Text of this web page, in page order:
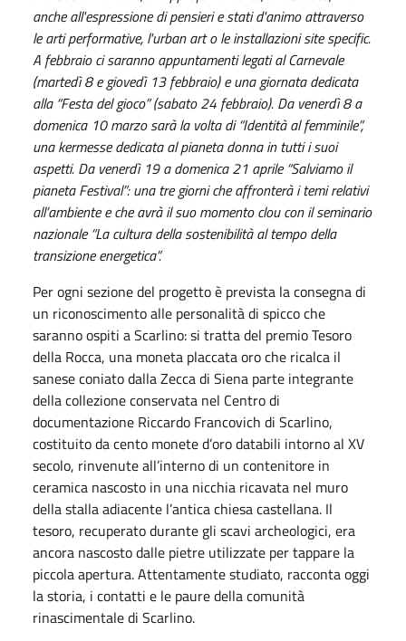
anche all'espressione di pensieri e stati d'animo attraverso
le arti performative, l'urban art o le installazioni site specific.
A febbraio ci saranno appuntamenti legati al Carnevale
(martedì 8 e giovedì 13 febbraio) e una giornata dedicata
alla “Festa del gioco” (sabato 24 febbraio). Da venerdì 8 a
domenica 10 marzo sarà la volta di “Identità al femminile”,
una kermesse dedicata al pianeta donna in tutti i suoi
aspetti. Da venerdì 19 a domenica 21 aprile “Salviamo il
pianeta Festival”: una tre giorni che affronterà i temi relativi
all’ambiente e che avrà il suo momento clou con il seminario
nazionale “La cultura della sostenibilità al tempo della
transizione energetica”.
Per ogni sezione del progetto è prevista la consegna di
un riconoscimento alle personalità di spicco che
saranno ospiti a Scarlino: si tratta del premio Tesoro
della Rocca, una moneta placcata oro che ricalca il
sanese coniato dalla Zecca di Siena parte integrante
della collezione conservata nel Centro di
documentazione Riccardo Francovich di Scarlino,
costituito da cento monete d’oro databili intorno al XV
secolo, rinvenute all’interno di un contenitore in
ceramica nascosto in una nicchia ricavata nel muro
della stalla adiacente l’antica chiesa castellana. Il
tesoro, recuperato durante gli scavi archeologici, era
ancora nascosto dalle pietre utilizzate per tappare la
piccola apertura. Attentamente studiato, racconta oggi
la storia, i contatti e le paure della comunità
rinascimentale di Scarlino.